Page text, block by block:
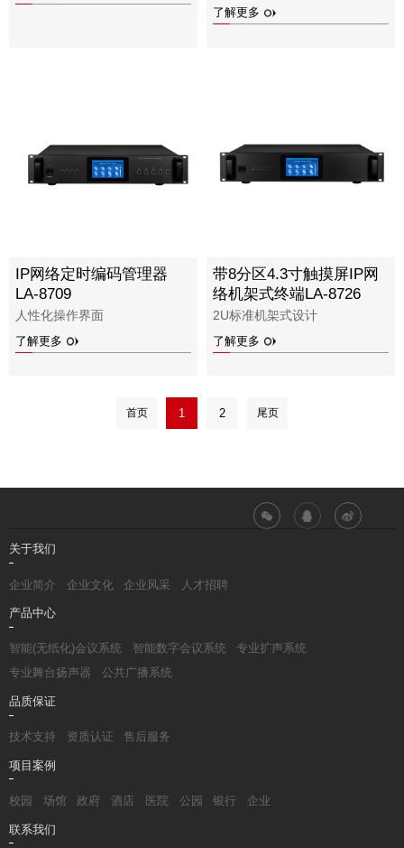
了解更多
IP网络定时编码管理器
LA-8709
人性化操作界面
了解更多
带8分区4.3寸触摸屏IP网
络机架式终端LA-8726
2U标准机架式设计
了解更多
首页 1 2 尾页
关于我们
企业简介 企业文化 企业风采 人才招聘
产品中心
智能(无纸化)会议系统 智能数字会议系统
专业扩声系统
专业舞台扬声器
公共广播系统
品质保证
技术支持 资质认证 售后服务
项目案例
校园 场馆 政府 酒店 医院 公园 银行 企业
联系我们